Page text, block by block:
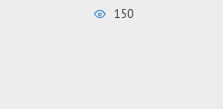
150